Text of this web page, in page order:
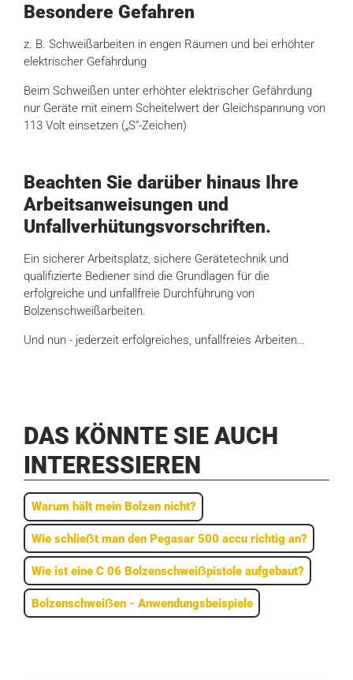
Besondere Gefahren
z. B. Schweißarbeiten in engen Räumen und bei erhöhter
elektrischer Gefährdung
Beim Schweißen unter erhöhter elektrischer Gefährdung
nur Geräte mit einem Scheitelwert der Gleichspannung von
113 Volt einsetzen („S“-Zeichen)
Beachten Sie darüber hinaus Ihre
Arbeitsanweisungen und
Unfallverhütungsvorschriften.
Ein sicherer Arbeitsplatz, sichere Gerätetechnik und
qualifizierte Bediener sind die Grundlagen für die
erfolgreiche und unfallfreie Durchführung von
Bolzenschweißarbeiten.
Und nun - jederzeit erfolgreiches, unfallfreies Arbeiten…
DAS KÖNNTE SIE AUCH
INTERESSIEREN
Warum hält mein Bolzen nicht?
Wie schlieẞt man den Pegasar 500 accu richtig an?
Wie ist eine C 06 Bolzenschweiẞ­pistole aufgebaut?
Bolzenschweiẞen - Anwendungsbeispiele